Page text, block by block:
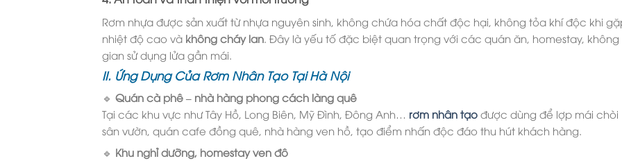
Rơm nhựa được sản xuất từ nhựa nguyên sinh, không chứa hóa chất độc hại, không tỏa khí độc khi
nhiệt độ cao và không cháy lan . Đây là yếu tố đặc biệt quan trọng với các quán ăn, homestay, không
gian sử dụng lửa gần mái.
II. Ứng Dụng Của Rơm Nhân Tạo Tại Hà Nội
🔹 Quán cà phê – nhà hàng phong cách làng quê
Tại các khu vực như Tây Hồ, Long Biên, Mỹ Đình, Đông Anh… rơm nhân tạo được dùng để lợp mái chòi
sân vườn, quán cafe đồng quê, nhà hàng ven hồ, tạo điểm nhấn độc đáo thu hút khách hàng.
🔹 Khu nghỉ dưỡng, homestay ven đô